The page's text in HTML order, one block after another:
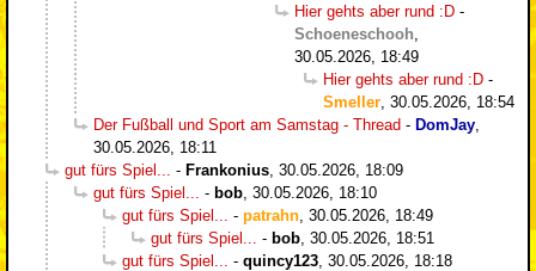
Hier gehts aber rund :D -
Schoeneschooh
30.05.2026, 18:49
Hier gehts aber rund :D -
Smeller 30.05.2026, 18:54
Der Fußball und Sport am Samstag - Thread - DomJay
30.05.2026, 18:11
gut fürs Spiel...
- Frankonius 30.05.2026, 18:09
gut fürs Spiel...
- bob 30.05.2026, 18:10
gut fürs Spiel...
- patrahn 30.05.2026, 18:49
gut fürs Spiel...
- bob 30.05.2026, 18:51
gut fürs Spiel...
- quincy123 30.05.2026, 18:18